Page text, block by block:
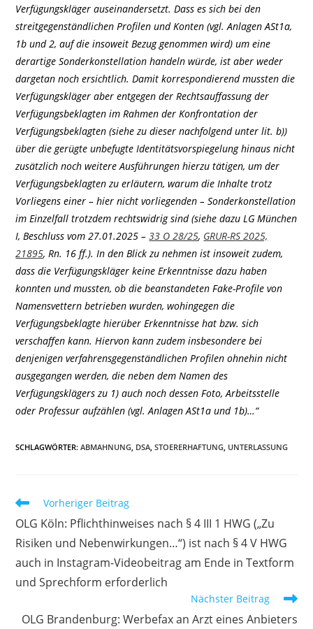
Verfügungskläger auseinandersetzt. Dass es sich bei den
streitgegenständlichen Profilen und Konten (vgl. Anlagen ASt1a,
1b und 2, auf die insoweit Bezug genommen wird) um eine
derartige Sonderkonstellation handeln würde, ist aber weder
dargetan noch ersichtlich. Damit korrespondierend mussten die
Verfügungskläger aber entgegen der Rechtsauffassung der
Verfügungsbeklagten im Rahmen der Konfrontation der
Verfügungsbeklagten (siehe zu dieser nachfolgend unter lit. b))
über die gerügte unbefugte Identitätsvorspiegelung hinaus nicht
zusätzlich noch weitere Ausführungen hierzu tätigen, um der
Verfügungsbeklagten zu erläutern, warum die Inhalte trotz
Vorliegens einer – hier nicht vorliegenden – Sonderkonstellation
im Einzelfall trotzdem rechtswidrig sind (siehe dazu LG München
I, Beschluss vom 27.01.2025 –33 O 28/25, GRUR-RS 2025,
21895, Rn. 16 ff.). In den Blick zu nehmen ist insoweit zudem,
dass die Verfügungskläger keine Erkenntnisse dazu haben
konnten und mussten, ob die beanstandeten Fake-Profile von
Namensvettern betrieben wurden, wohingegen die
Verfügungsbeklagte hierüber Erkenntnisse hat bzw. sich
verschaffen kann. Hiervon kann zudem insbesondere bei
denjenigen verfahrensgegenständlichen Profilen ohnehin nicht
ausgegangen werden, die neben dem Namen des
Verfügungsklägers zu 1) auch noch dessen Foto, Arbeitsstelle
oder Professur aufzählen (vgl. Anlagen ASt1a und 1b)…“
SCHLAGWÖRTER:ABMAHNUNG DSA STOERERHAFTUNG UNTERLASSUNG
Weitere
ansehen
Vorheriger Beitrag
OLG Köln: Pflichthinweises nach § 4 III 1 HWG („Zu
Risiken und Nebenwirkungen…“) ist nach § 4 V HWG
auch in Instagram-Videobeitrag am Ende in Textform
und Sprechform erforderlich
Nächster Beitrag
OLG Brandenburg: Werbefax an Arzt eines Anbieters